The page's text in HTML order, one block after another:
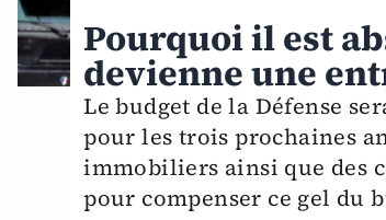
Pourquoi il est
devienne une
Le budget de la Défense
pour les trois prochaines
immobiliers ainsi que des
pour compenser ce gel du